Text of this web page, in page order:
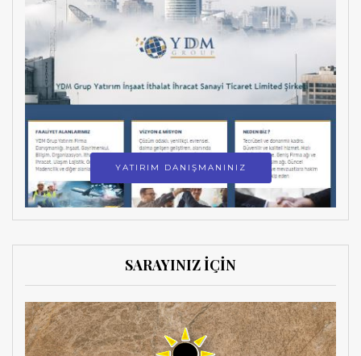
YATIRIM DANIŞMANINIZ
SARAYINIZ İÇİN